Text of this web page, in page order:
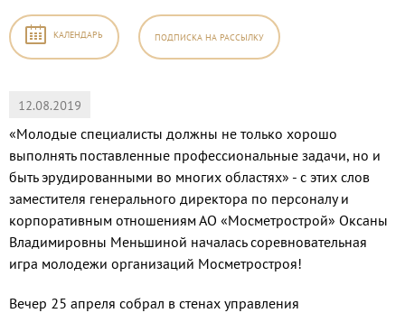
КАЛЕНДАРЬ ПОДПИСКА НА РАССЫЛКУ
12.08.2019
«Молодые специалисты должны не только хорошо
выполнять поставленные профессиональные задачи, но и
быть эрудированными во многих областях» - с этих слов
заместителя генерального директора по персоналу и
корпоративным отношениям АО «Мосметрострой» Оксаны
Владимировны Меньшиной началась соревновательная
игра молодежи организаций Мосметростроя!
Вечер 25 апреля собрал в стенах управления